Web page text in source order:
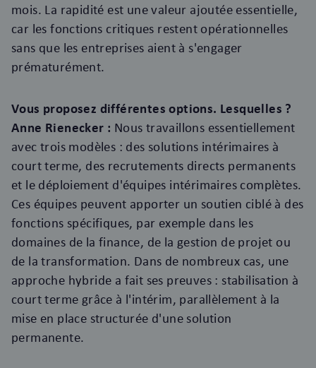
mois. La rapidité est une valeur ajoutée essentielle,
car les fonctions critiques restent opérationnelles
sans que les entreprises aient à s'engager
prématurément.
Vous proposez différentes options. Lesquelles ?
Anne Rienecker : Nous travaillons essentiellement
avec trois modèles : des solutions intérimaires à
court terme, des recrutements directs permanents
et le déploiement d'équipes intérimaires complètes.
Ces équipes peuvent apporter un soutien ciblé à des
fonctions spécifiques, par exemple dans les
domaines de la finance, de la gestion de projet ou
de la transformation. Dans de nombreux cas, une
approche hybride a fait ses preuves : stabilisation à
court terme grâce à l'intérim, parallèlement à la
mise en place structurée d'une solution
permanente.